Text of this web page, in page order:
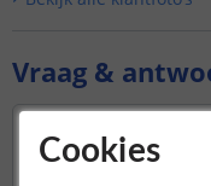
Vraag &
reageert niet op snel aan
Cookies